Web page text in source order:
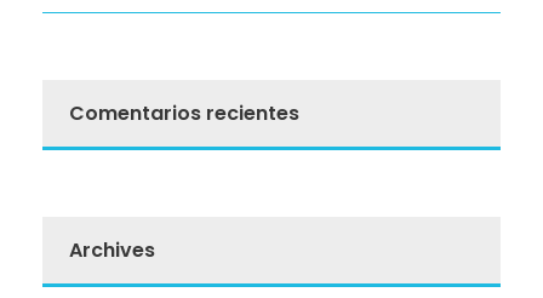
Comentarios recientes
Archives